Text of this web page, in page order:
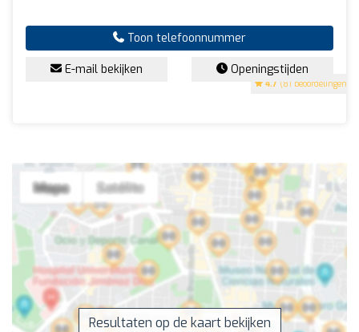
4.7 (81 beoordelingen)
Toon telefoonnummer
E-mail bekijken Openingstijden
Resultaten op de kaart bekijken